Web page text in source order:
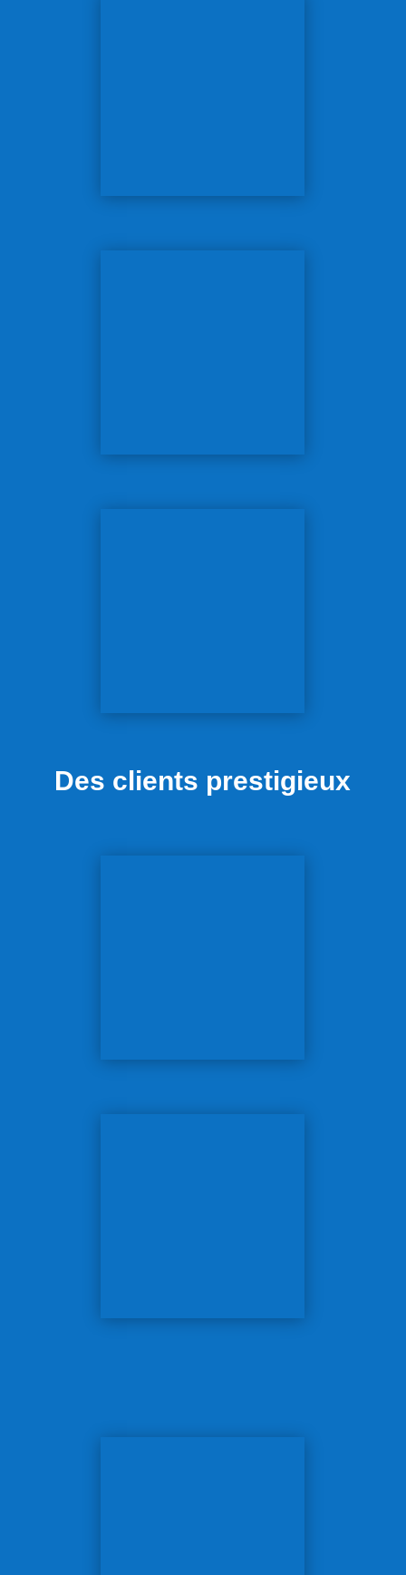
Des clients prestigieux